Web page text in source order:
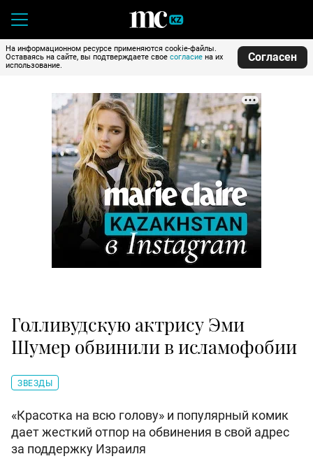
На информационном ресурсе применяются cookie-файлы.
Оставаясь на сайте, вы подтверждаете свое согласие на их
использование.
Согласен
Голливудскую актрису Эми
Шумер обвинили в исламофобии
ЗВЕЗДЫ
«Красотка на всю голову» и популярный комик
дает жесткий отпор на обвинения в свой адрес
за поддержку Израиля